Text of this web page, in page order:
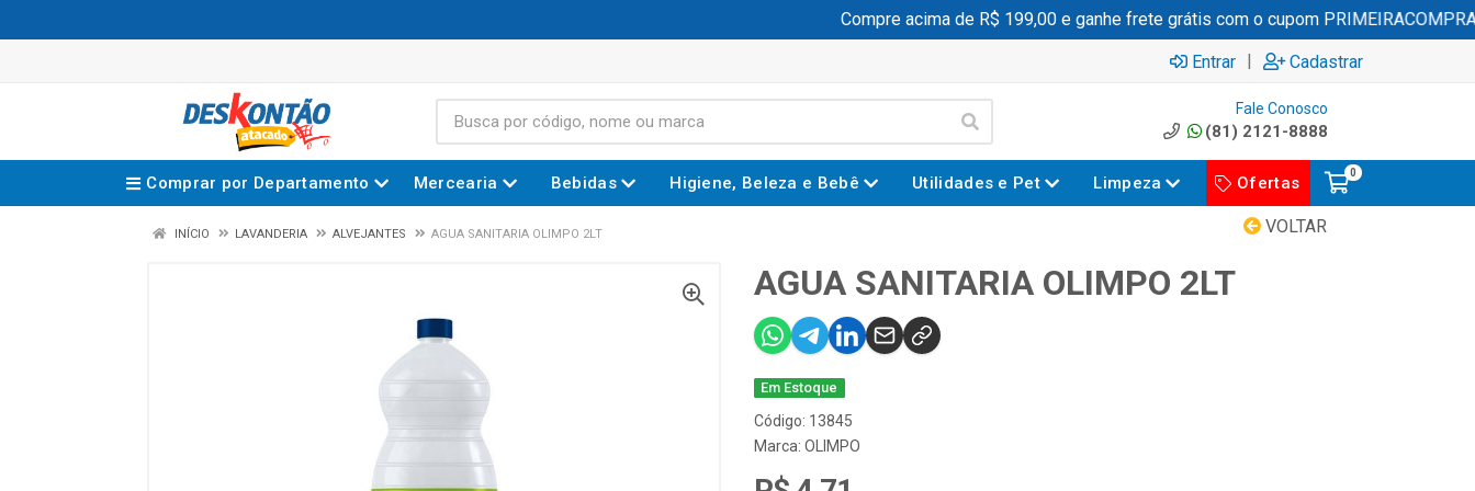
Compre acima de R$ 199,00 e ganhe frete grátis com o cupom PRIMEIRACOMPRA
Entrar | Cadastrar
Fale Conosco
(81) 2121-8888
Comprar por Departamento Mercearia Bebidas Higiene, Beleza e Bebê Utilidades e Pet Limpeza Ofertas
0
VOLTAR
INÍCIO LAVANDERIA ALVEJANTES AGUA SANITARIA OLIMPO 2LT
AGUA SANITARIA OLIMPO 2LT
Em Estoque
Código: 13845
Marca: OLIMPO